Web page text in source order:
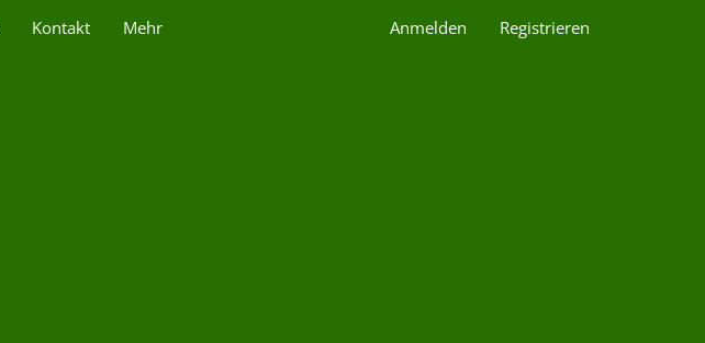
Kontakt Mehr Anmelden Registrieren